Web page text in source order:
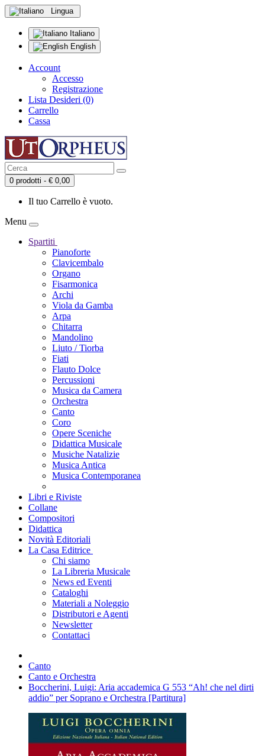
Lingua
Italiano
English
Account
Accesso
Registrazione
Lista Desideri (0)
Carrello
Cassa
0 prodotti - € 0,00
Il tuo Carrello è vuoto.
Menu
Spartiti
Pianoforte
Clavicembalo
Organo
Fisarmonica
Archi
Viola da Gamba
Arpa
Chitarra
Mandolino
Liuto / Tiorba
Fiati
Flauto Dolce
Percussioni
Musica da Camera
Orchestra
Canto
Coro
Opere Sceniche
Didattica Musicale
Musiche Natalizie
Musica Antica
Musica Contemporanea
Libri e Riviste
Collane
Compositori
Didattica
Novità Editoriali
La Casa Editrice
Chi siamo
La Libreria Musicale
News ed Eventi
Cataloghi
Materiali a Noleggio
Distributori e Agenti
Newsletter
Contattaci
Canto
Canto e Orchestra
Boccherini, Luigi: Aria accademica G 553 “Ah! che nel dirti
addio” per Soprano e Orchestra [Partitura]